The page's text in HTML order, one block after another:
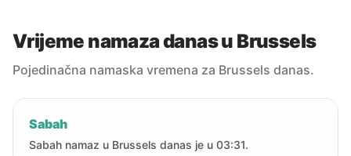
Vrijeme namaza danas u Brussels
Pojedinačna namaska vremena za Brussels danas.
Sabah
Sabah namaz u Brussels danas je u 03:31.